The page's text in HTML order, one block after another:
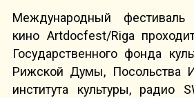
Международный фестиваль
кино Artdocfest/Riga
Государственного фонда
Рижской Думы, Посольства
института культуры, радио